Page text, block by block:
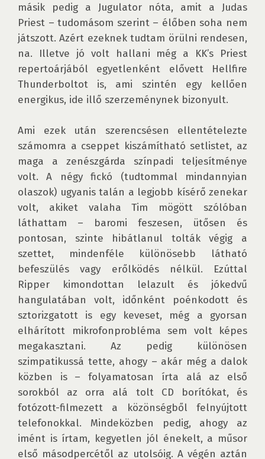
másik pedig a Jugulator nóta, amit a Judas
Priest – tudomásom szerint – élőben soha nem
játszott. Azért ezeknek tudtam örülni rendesen,
na. Illetve jó volt hallani még a KK’s Priest
repertoárjából egyetlenként elővett Hellfire
Thunderboltot is, ami szintén egy kellően
energikus, ide illő szerzeménynek bizonyult.
Ami ezek után szerencsésen ellentételezte
számomra a cseppet kiszámítható setlistet, az
maga a zenészgárda színpadi teljesítménye
volt. A négy fickó (tudtommal mindannyian
olaszok) ugyanis talán a legjobb kísérő zenekar
volt, akiket valaha Tim mögött szólóban
láthattam – baromi feszesen, ütősen és
pontosan, szinte hibátlanul tolták végig a
szettet, mindenféle különösebb látható
befeszülés vagy erőlködés nélkül. Ezúttal
Ripper kimondottan lelazult és jókedvű
hangulatában volt, időnként poénkodott és
sztorizgatott is egy keveset, még a gyorsan
elhárított mikrofonprobléma sem volt képes
megakasztani. Az pedig különösen
szimpatikussá tette, ahogy – akár még a dalok
közben is – folyamatosan írta alá az első
sorokból az orra alá tolt CD borítókat, és
fotózott-filmezett a közönségből felnyújtott
telefonokkal. Mindeközben pedig, ahogy az
imént is írtam, kegyetlen jól énekelt, a műsor
első másodpercétől az utolsóig. A végén aztán